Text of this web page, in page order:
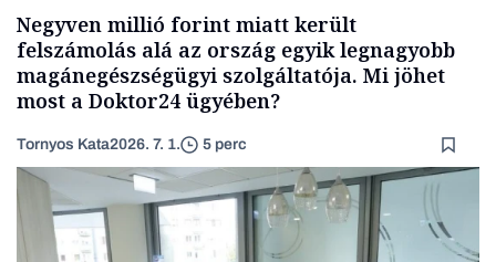
Negyven millió forint miatt került
felszámolás alá az ország egyik legnagyobb
magánegészségügyi szolgáltatója. Mi jöhet
most a Doktor24 ügyében?
Tornyos Kata2026. 7. 1. 5 perc